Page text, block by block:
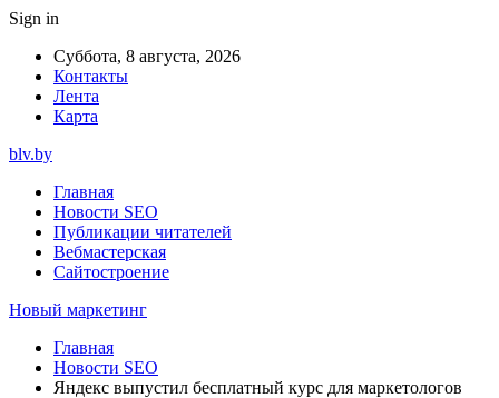
Sign in
Суббота, 8 августа, 2026
Контакты
Лента
Карта
blv.by
Главная
Новости SEO
Публикации читателей
Вебмастерская
Сайтостроение
Новый маркетинг
Главная
Новости SEO
Яндекс выпустил бесплатный курс для маркетологов